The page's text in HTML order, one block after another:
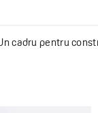
cadru pentru